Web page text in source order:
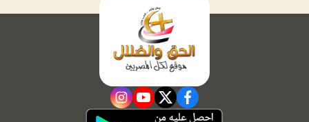
facebook
twitter
youtube
instagram